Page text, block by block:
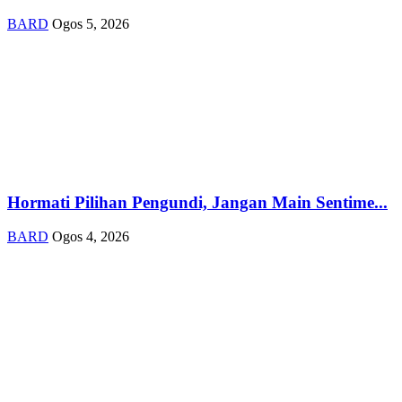
BARD Ogos 5, 2026
Hormati Pilihan Pengundi, Jangan Main Sentime...
BARD Ogos 4, 2026